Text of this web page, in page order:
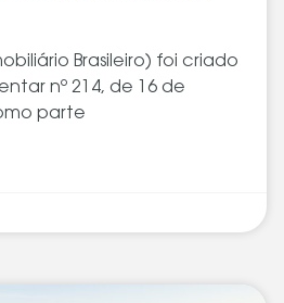
Brasileiro) foi criado
nº 214, de 16 de
parte